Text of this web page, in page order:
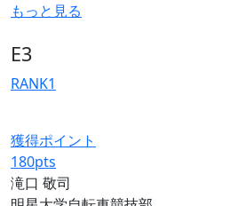
もっと見る
E3
RANK1
獲得ポイント
180pts
滝口 敬司